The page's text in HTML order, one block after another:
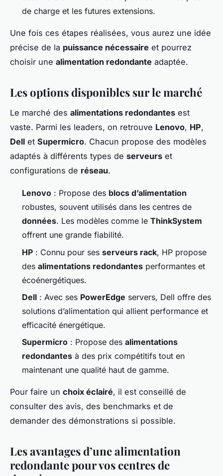
de charge et les futures extensions.
Une fois ces étapes réalisées, vous aurez une idée
précise de la puissance nécessaire et pourrez
choisir une alimentation redondante adaptée.
Les options disponibles sur le marché
Le marché des alimentations redondantes est
vaste. Parmi les leaders, on retrouve Lenovo, HP,
Dell et Supermicro. Chacun propose des modèles
adaptés à différents types de serveurs et
configurations de réseau.
Lenovo : Propose des blocs d’alimentation
robustes, souvent utilisés dans les centres de
données. Les modèles comme le ThinkSystem
offrent une grande fiabilité.
HP : Connu pour ses serveurs rack, HP propose
des alimentations redondantes performantes et
écoénergétiques.
Dell : Avec ses PowerEdge servers, Dell offre des
solutions d’alimentation qui allient performance et
efficacité énergétique.
Supermicro : Propose des alimentations
redondantes à des prix compétitifs tout en
maintenant une qualité haut de gamme.
Pour faire un choix éclairé, il est conseillé de
consulter des avis, des benchmarks et de
demander des démonstrations si possible.
Les avantages d’une alimentation
redondante pour vos centres de